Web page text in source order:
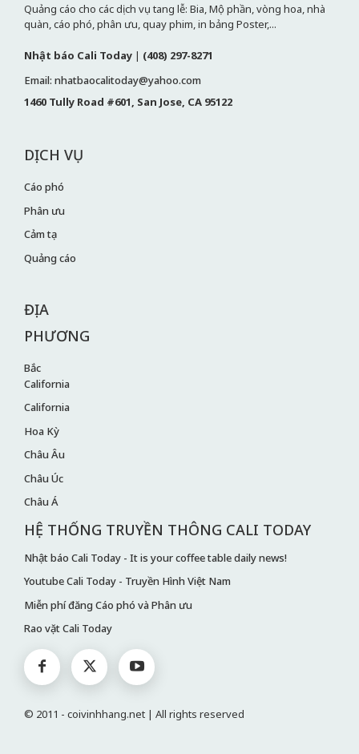
Quảng cáo cho các dịch vụ tang lễ: Bia, Mộ phần, vòng hoa, nhà
quàn, cáo phó, phân ưu, quay phim, in bảng Poster,...
Nhật báo Cali Today | (408) 297-8271
Email: nhatbaocalitoday@yahoo.com
1460 Tully Road #601, San Jose, CA 95122
DỊCH VỤ
Cáo phó
Phân ưu
Cảm tạ
Quảng cáo
ĐỊA
PHƯƠNG
Bắc
California
California
Hoa Kỳ
Châu Âu
Châu Úc
Châu Á
HỆ THỐNG TRUYỀN THÔNG CALI TODAY
Nhật báo Cali Today - It is your coffee table daily news!
Youtube Cali Today - Truyền Hình Việt Nam
Miễn phí đăng Cáo phó và Phân ưu
Rao vặt Cali Today
© 2011 - coivinhhang.net | All rights reserved